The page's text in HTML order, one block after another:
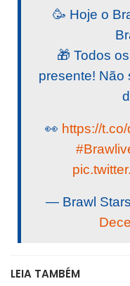
🥳 Hoje o
🎁 Todos
presente! Não
👀 https://
— Brawl
LEIA TAMBÉM